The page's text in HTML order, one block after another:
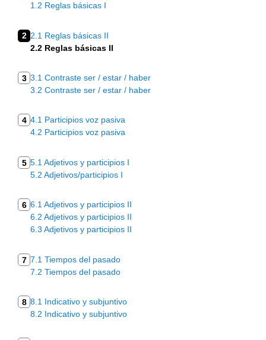
1.2 Reglas básicas I
2 2.1 Reglas básicas II
2.2 Reglas básicas II
3 3.1 Contraste ser / estar / haber
3.2 Contraste ser / estar / haber
4 4.1 Participios voz pasiva
4.2 Participios voz pasiva
5 5.1 Adjetivos y participios I
5.2 Adjetivos/participios I
6 6.1 Adjetivos y participios II
6.2 Adjetivos y participios II
6.3 Adjetivos y participios II
7 7.1 Tiempos del pasado
7.2 Tiempos del pasado
8 8.1 Indicativo y subjuntivo
8.2 Indicativo y subjuntivo